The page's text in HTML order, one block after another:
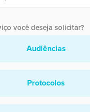
você deseja solicitar?
Audiências
Protocolos